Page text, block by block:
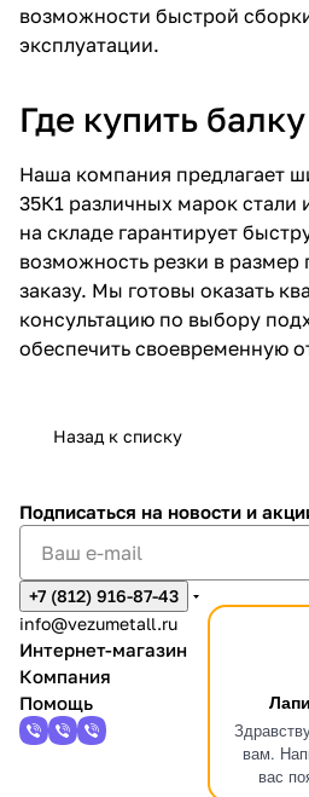
вам.
вас
возможности быстрой
эксплуатации.
Где купить
Наша компания предлагает
35К1 различных марок
на складе гарантирует
возможность резки в
заказу. Мы готовы оказать
консультацию по выбору
обеспечить своевременную
Назад к списку
Подписаться на новости и
+7 (812) 916-87-43
info@vezumetall.ru
Интернет-магазин
Компания
Помощь